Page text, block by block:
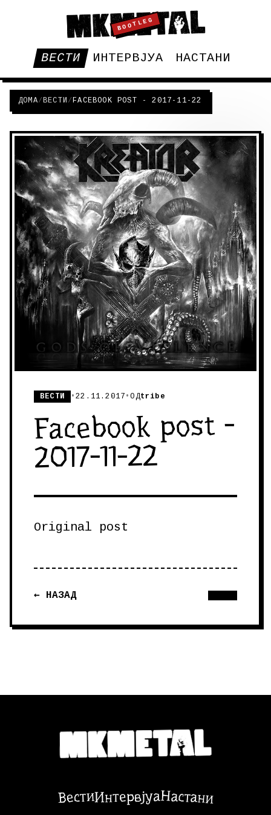
BOOTLEG
ВЕСТИ ИНТЕРВЈУА НАСТАНИ
ДОМА/ВЕСТИ /FACEBOOK POST - 2017-11-22
ВЕСТИ •22.11.2017 •ОДtribe
Facebook post -
2017-11-22
Original post
← НАЗАД
ВестиИнтервјуаНастани